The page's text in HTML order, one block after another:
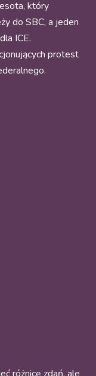
który
do SBC, a jeden
ICE.
protest